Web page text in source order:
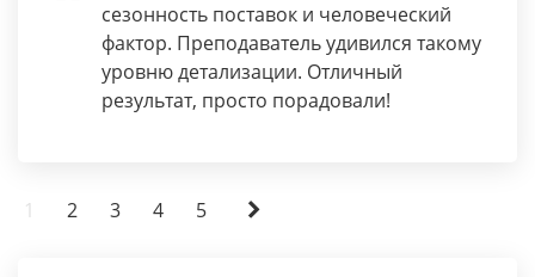
сезонность поставок и человеческий
фактор. Преподаватель удивился такому
уровню детализации. Отличный
результат, просто порадовали!
1 2 3 4 5